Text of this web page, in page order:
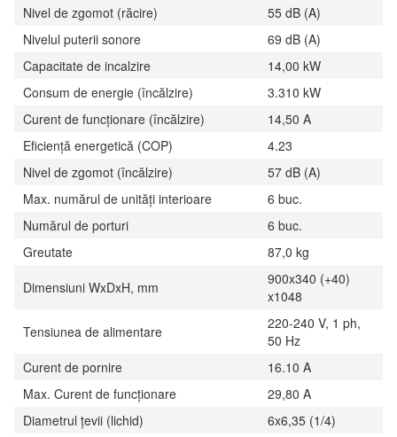
Nivel de zgomot (răcire)
55 dB (A)
Nivelul puterii sonore
69 dB (A)
Capacitate de incalzire
14,00 kW
Consum de energie (încălzire)
3.310 kW
Curent de funcționare (încălzire)
14,50 A
Eficiență energetică (COP)
4.23
Nivel de zgomot (încălzire)
57 dB (A)
Max. numărul de unități interioare
6 buc.
Numărul de porturi
6 buc.
Greutate
87,0 kg
Dimensiuni WxDxH, mm
900x340 (+40)
x1048
Tensiunea de alimentare
220-240 V, 1 ph,
50 Hz
Curent de pornire
16.10 A
Max. Curent de funcționare
29,80 A
Diametrul țevii (lichid)
6x6,35 (1/4)